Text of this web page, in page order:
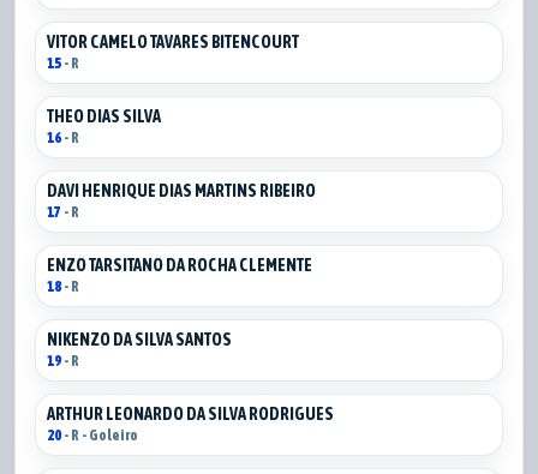
VITOR CAMELO TAVARES BITENCOURT
15 - R
THEO DIAS SILVA
16- R
DAVI HENRIQUE DIAS MARTINS RIBEIRO
17 - R
ENZO TARSITANO DA ROCHA CLEMENTE
18- R
NIKENZO DA SILVA SANTOS
19- R
ARTHUR LEONARDO DA SILVA RODRIGUES
20- R - Goleiro